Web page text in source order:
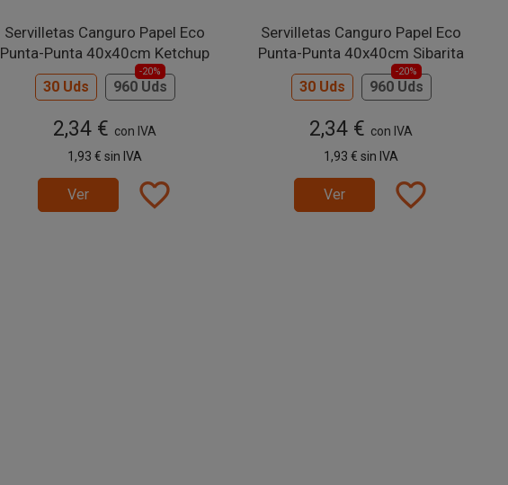
Servilletas Canguro Papel Eco
Punta-Punta 40x40cm Ketchup
30 Uds 960 Uds
-20%
2,34 € con IVA
1,93 € sin IVA
Ver favorite_border
Servilletas Canguro Papel Eco
Punta-Punta 40x40cm Sibarita
30 Uds 960 Uds
-20%
2,34 € con IVA
1,93 € sin IVA
Ver favorite_border